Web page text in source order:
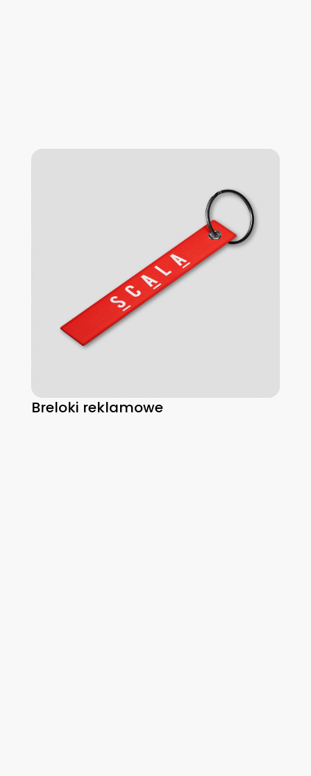
Breloki reklamowe